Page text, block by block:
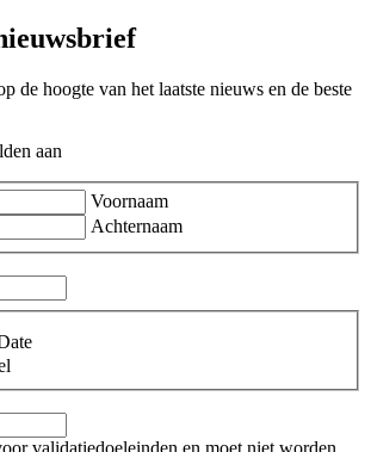
de hoogte van het laatste nieuws en de beste
aan
Voornaam
Achternaam
validatiedoeleinden en moet niet worden